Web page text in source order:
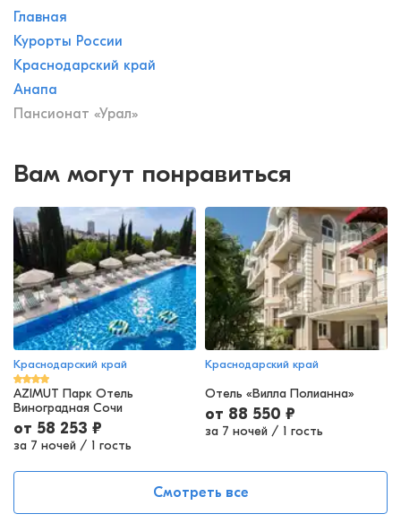
Главная
Курорты России
Краснодарский край
Анапа
Пансионат «Урал»
Вам могут понравиться
Краснодарский край
AZIMUT Парк Отель
Виноградная Сочи
от 58 253 ₽
за 7 ночей / 1 гость
Краснодарский край
Отель «Вилла Полианна»
от 88 550 ₽
за 7 ночей / 1 гость
Смотреть все